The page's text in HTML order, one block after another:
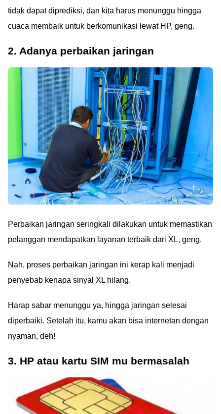
tidak dapat diprediksi, dan kita harus menunggu hingga
cuaca membaik untuk berkomunikasi lewat HP, geng.
2. Adanya perbaikan jaringan
Perbaikan jaringan seringkali dilakukan untuk memastikan
pelanggan mendapatkan layanan terbaik dari XL, geng.
Nah, proses perbaikan jaringan ini kerap kali menjadi
penyebab kenapa sinyal XL hilang.
Harap sabar menunggu ya, hingga jaringan selesai
diperbaiki. Setelah itu, kamu akan bisa internetan dengan
nyaman, deh!
3. HP atau kartu SIM mu bermasalah